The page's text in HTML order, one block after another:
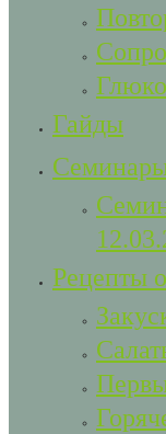
Гайды
Рецепты